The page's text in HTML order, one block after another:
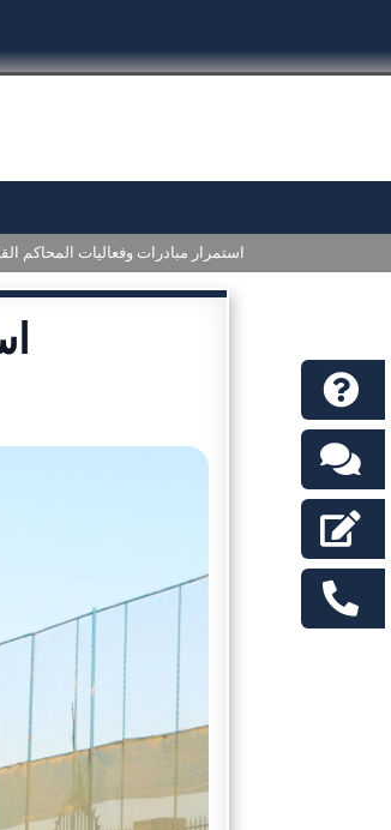
استمرار مبادرات وفعاليات المحاكم